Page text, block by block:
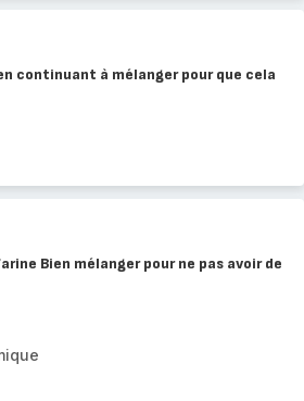
continuant à mélanger pour que cela
Bien mélanger pour ne pas avoir de